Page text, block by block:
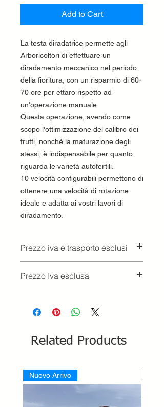
Add to Cart
La testa diradatrice permette agli
Arboricoltori di effettuare un
diradamento meccanico nel periodo
della fioritura, con un risparmio di 60-
70 ore per ettaro rispetto ad
un'operazione manuale.
Questa operazione, avendo come
scopo l'ottimizzazione del calibro dei
frutti, nonché la maturazione degli
stessi, è indispensabile per quanto
riguarda le varietà autofertili.
10 velocità configurabili permettono di
ottenere una velocità di rotazione
ideale e adatta ai vostri lavori di
diradamento.
Prezzo iva e trasporto esclusi
Prezzo Iva esclusa
Related Products
Nuovo Arrivo